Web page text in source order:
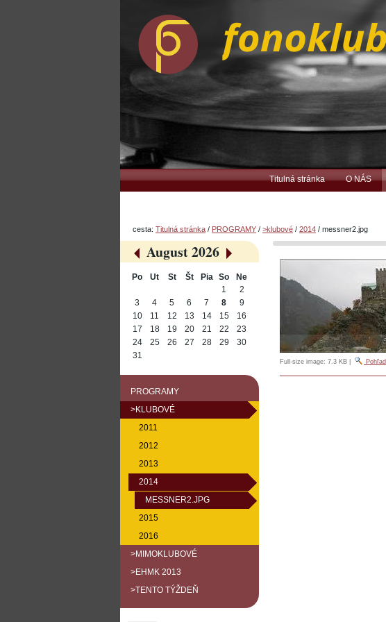
obsah.
navigáciu
Titulná stránka O NÁS
cesta: Titulná stránka / PROGRAMY / >klubové / 2014 / messner2.jpg
Full-size image: 7.3 KB Pohľad
«
August 2026
»
Po Ut St Št Pia So
Ne
1
2
3
4 5 6 7 8
9
10
11 12 13 14 15
16
17
18 19 20 21 22
23
24
25 26 27 28 29
30
31
PROGRAMY
>KLUBOVÉ
2011
2012
2013
2014
MESSNER2.JPG
2015
2016
>MIMOKLUBOVÉ
>EHMK 2013
>TENTO TÝŽDEŇ